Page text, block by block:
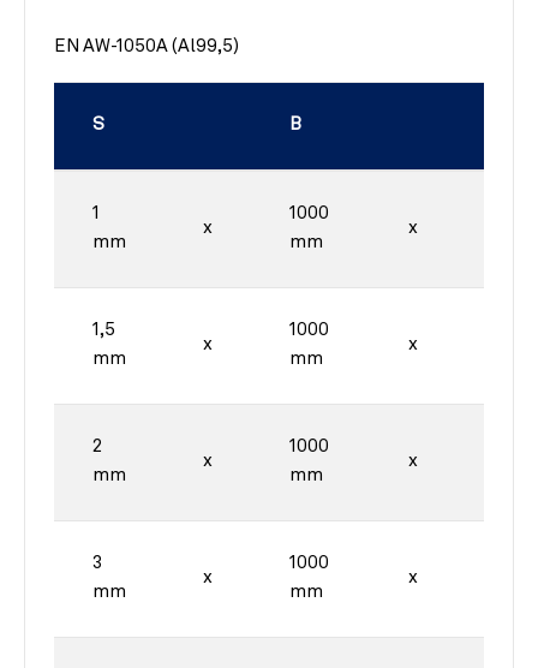
EN AW-1050A (Al99,5)
S B
1
mm
x
1000
mm
x
1,5
mm
x
1000
mm
x
2
mm
x
1000
mm
x
3
mm
x
1000
mm
x